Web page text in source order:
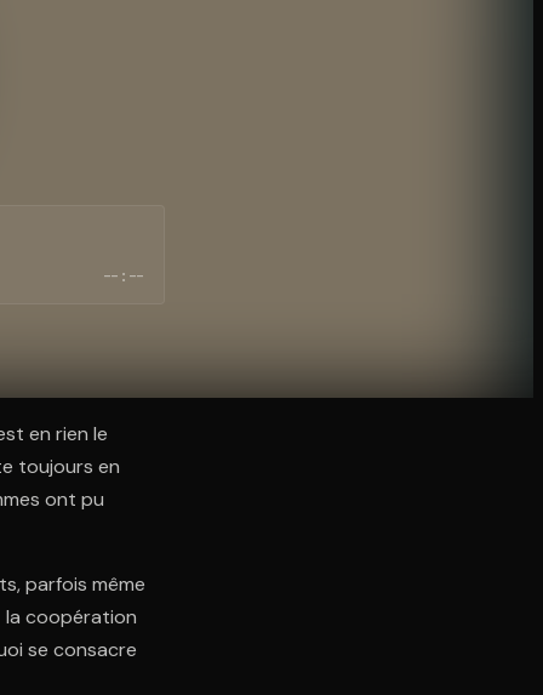
--:--
en rien le
toujours en
ont pu
parfois même
la coopération
se consacre